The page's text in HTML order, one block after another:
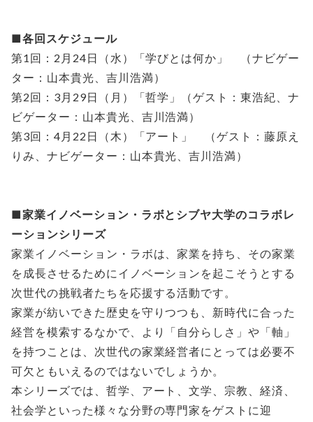
■各回スケジュール
第1回：2月24日（水）「学びとは何か」 （ナビゲー
ター：山本貴光、吉川浩満）
第2回：3月29日（月）「哲学」（ゲスト：東浩紀、ナ
ビゲーター：山本貴光、吉川浩満）
第3回：4月22日（木）「アート」 （ゲスト：藤原え
りみ、ナビゲーター：山本貴光、吉川浩満）
■家業イノベーション・ラボとシブヤ大学のコラボレ
ーションシリーズ
家業イノベーション・ラボは、家業を持ち、その家業
を成長させるためにイノベーションを起こそうとする
次世代の挑戦者たちを応援する活動です。
家業が紡いできた歴史を守りつつも、新時代に合った
経営を模索するなかで、より「自分らしさ」や「軸」
を持つことは、次世代の家業経営者にとっては必要不
可欠ともいえるのではないでしょうか。
本シリーズでは、哲学、アート、文学、宗教、経済、
社会学といった様々な分野の専門家をゲストに迎